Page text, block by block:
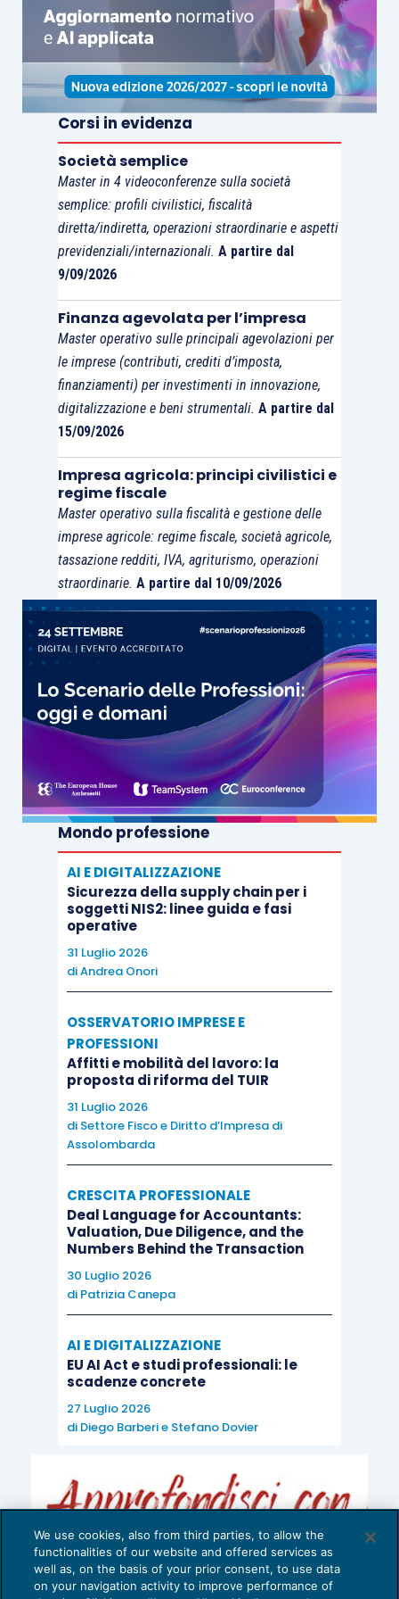
Corsi in evidenza
Società semplice
Master in 4 videoconferenze sulla società
semplice: profili civilistici, fiscalità
diretta/indiretta, operazioni straordinarie e aspetti
previdenziali/internazionali. A partire dal
9/09/2026
Finanza agevolata per l’impresa
Master operativo sulle principali agevolazioni per
le imprese (contributi, crediti d’imposta,
finanziamenti) per investimenti in innovazione,
digitalizzazione e beni strumentali. A partire dal
15/09/2026
Impresa agricola: principi civilistici e
regime fiscale
Master operativo sulla fiscalità e gestione delle
imprese agricole: regime fiscale, società agricole,
tassazione redditi, IVA, agriturismo, operazioni
straordinarie. A partire dal 10/09/2026
Mondo professione
AI E DIGITALIZZAZIONE
Sicurezza della supply chain per i
soggetti NIS2: linee guida e fasi
operative
31 Luglio 2026
diAndrea Onori
OSSERVATORIO IMPRESE E
PROFESSIONI
Affitti e mobilità del lavoro: la
proposta di riforma del TUIR
31 Luglio 2026
di Settore Fisco e Diritto d’Impresa di
Assolombarda
CRESCITA PROFESSIONALE
Deal Language for Accountants:
Valuation, Due Diligence, and the
Numbers Behind the Transaction
30 Luglio 2026
di Patrizia Canepa
AI E DIGITALIZZAZIONE
EU AI Act e studi professionali: le
scadenze concrete
27 Luglio 2026
di Diego Barberie Stefano Dovier
We use cookies, also from third parties, to allow the
functionalities of our website and offered services as
well as, on the basis of your prior consent, to use data
on your navigation activity to improve performance of